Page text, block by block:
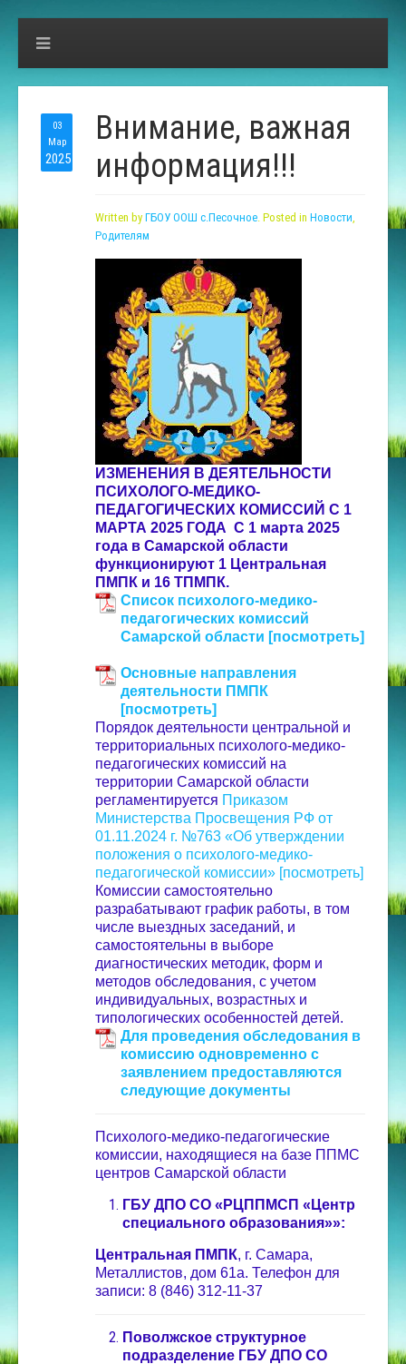
03
Мар
2025
Внимание, важная
информация!!!
Written by ГБОУ ООШ с.Песочное. Posted in Новости,
Родителям
ИЗМЕНЕНИЯ В ДЕЯТЕЛЬНОСТИ
ПСИХОЛОГО-МЕДИКО-
ПЕДАГОГИЧЕСКИХ КОМИССИЙ С 1
МАРТА 2025 ГОДА С 1 марта 2025
года в Самарской области
функционируют 1 Центральная
ПМПК и 16 ТПМПК.
Список психолого-медико-
педагогических комиссий
Самарской области [посмотреть]
Основные направления
деятельности ПМПК
[посмотреть]
Порядок деятельности центральной и
территориальных психолого-медико-
педагогических комиссий на
территории Самарской области
регламентируется Приказом
Министерства Просвещения РФ от
01.11.2024 г. №763 «Об утверждении
положения о психолого-медико-
педагогической комиссии» [посмотреть]
Комиссии самостоятельно
разрабатывают график работы, в том
числе выездных заседаний, и
самостоятельны в выборе
диагностических методик, форм и
методов обследования, с учетом
индивидуальных, возрастных и
типологических особенностей детей.
Для проведения обследования в
комиссию одновременно с
заявлением предоставляются
следующие документы
Психолого-медико-педагогические
комиссии, находящиеся на базе ППМС
центров Самарской области
ГБУ ДПО СО «РЦППМСП «Центр
специального образования»»:
Центральная ПМПК, г. Самара,
Металлистов, дом 61а. Телефон для
записи: 8 (846) 312-11-37
Поволжское структурное
подразделение ГБУ ДПО СО